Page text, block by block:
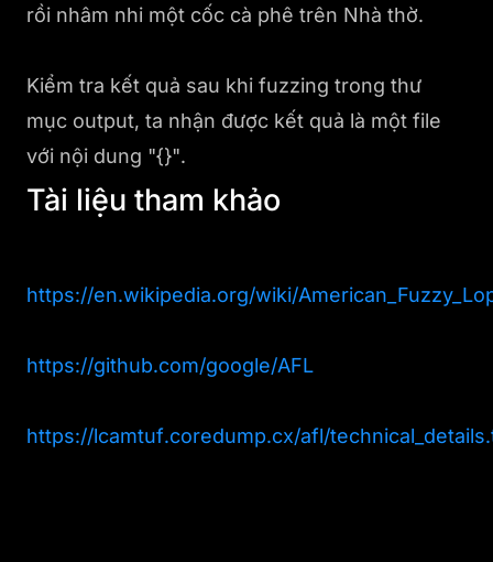
rồi nhâm nhi một cốc cà phê trên Nhà thờ.
Kiểm tra kết quả sau khi fuzzing trong thư
mục output, ta nhận được kết quả là một file
với nội dung "{}".
Tài liệu tham khảo
https://en.wikipedia.org/wiki/
https://github.com/google/AFL
https://lcamtuf.coredump.cx/afl/